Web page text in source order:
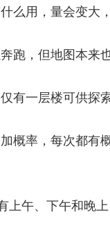
么用，量会变大
跑，但地图本来
有一层楼可供探
概率，每次都有
上午、下午和晚